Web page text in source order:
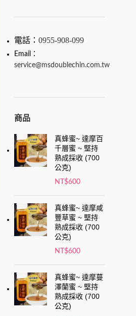
電話：0955-908-099
Email：
service@msdoublechin.com.tw
商品
真蜂蜜~ 達摩百
千層蜜 ~ 堅持
熟成採收 (700
公克)
NT$600
真蜂蜜~ 達摩咸
豐草蜜 ~ 堅持
熟成採收 (700
公克)
NT$600
真蜂蜜~ 達摩蔓
澤蘭蜜 ~ 堅持
熟成採收 (700
公克)